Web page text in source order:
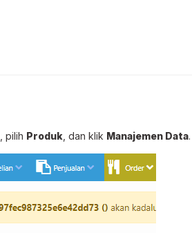
, pilih Produk , dan klik Manajemen Data.